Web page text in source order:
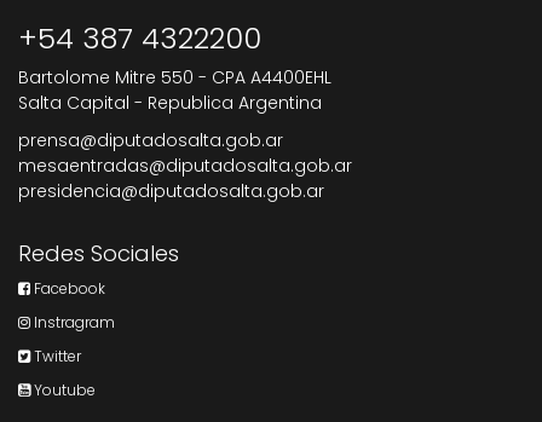
+54 387 4322200
Bartolome Mitre 550 - CPA A4400EHL
Salta Capital - Republica Argentina
prensa@diputadosalta.gob.ar
mesaentradas@diputadosalta.gob.ar
presidencia@diputadosalta.gob.ar
Redes Sociales
Facebook
Instragram
Twitter
Youtube